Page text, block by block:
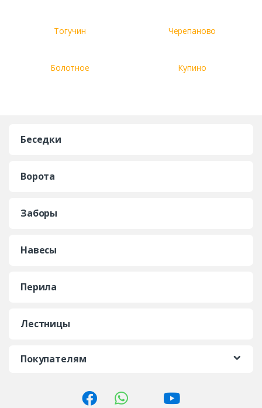
Тогучин Черепаново
Болотное Купино
Беседки
Ворота
Заборы
Навесы
Перила
Лестницы
Покупателям